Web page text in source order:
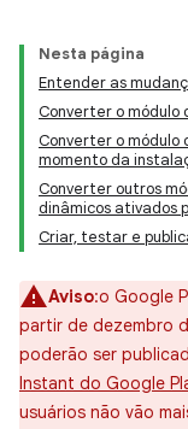
Nesta página
Entender as
Converter o módulo
Converter o módulo
momento da
Converter outros
dinâmicos ativados
Criar, testar e
Aviso:o Google
partir de dezembro
poderão ser
Instant do Google
usuários não vão